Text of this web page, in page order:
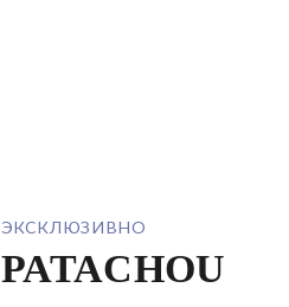
ЭКСКЛЮЗИВНО
PATACHOU